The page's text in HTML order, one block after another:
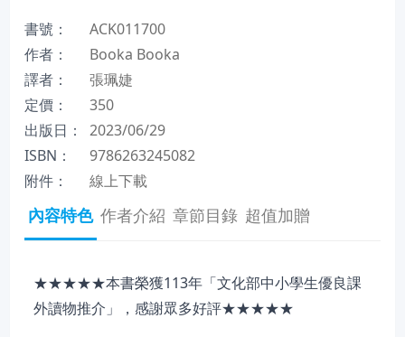
書號：
ACK011700
作者：
Booka Booka
譯者：
張珮婕
定價：
350
出版日：
2023/06/29
ISBN：
9786263245082
附件：
線上下載
內容特色 作者介紹 章節目錄 超值加贈
★★★★★本書榮獲113年「文化部中小學生優良課
外讀物推介」，感謝眾多好評★★★★★